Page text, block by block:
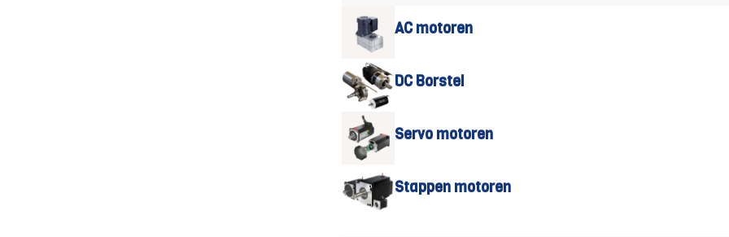
AC motoren
DC Borstel
Servo motoren
Stappen motoren